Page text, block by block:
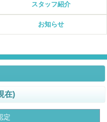
スタッフ紹介
お知らせ
在)
定